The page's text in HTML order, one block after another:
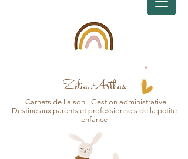
Zélia Arthus
Carnets de liaison - Gestion administrative
Destiné aux parents et professionnels de la petite
enfance